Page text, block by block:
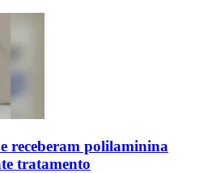
receberam polilaminina
tratamento